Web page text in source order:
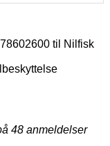
til Nilfisk
48 anmeldelser